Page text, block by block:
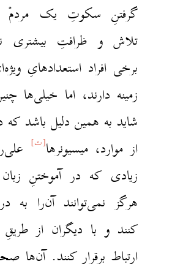
سکوتِ یک مردمْ به زمان،
و ظرافتِ بیشتری نیاز دارد.
افراد استعدادهایِ ویژه‌ای در این
دارند، اما خیلی‌ها چنین نیستند.
به همین دلیل باشد که در بسیاری
موارد، میسیونرها
علی‌رغمِ تلاشِ
که در آموختنِ زبان می‌کنند،
نمی‌توانند آن‌را به درستی بیان
و با دیگران از طریقِ سکوت‌ها
برقرار کنند. آن‌ها صحبت کردن